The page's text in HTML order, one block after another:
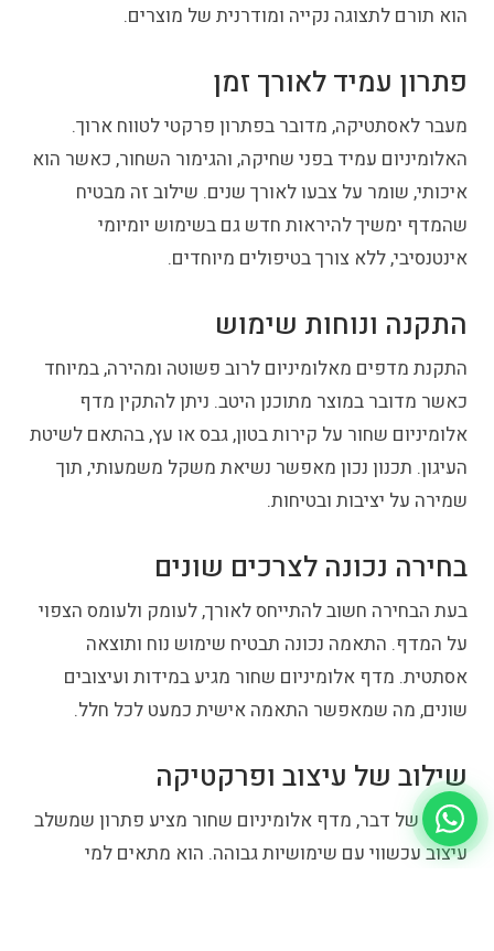
הוא תורם לתצוגה נקייה ומודרנית של מוצרים.
פתרון עמיד לאורך זמן
מעבר לאסתטיקה, מדובר בפתרון פרקטי לטווח ארוך.
האלומיניום עמיד בפני שחיקה, והגימור השחור, כאשר הוא
איכותי, שומר על צבעו לאורך שנים. שילוב זה מבטיח
שהמדף ימשיך להיראות חדש גם בשימוש יומיומי
אינטנסיבי, ללא צורך בטיפולים מיוחדים.
התקנה ונוחות שימוש
התקנת מדפים מאלומיניום לרוב פשוטה ומהירה, במיוחד
כאשר מדובר במוצר מתוכנן היטב. ניתן להתקין מדף
אלומיניום שחור על קירות בטון, גבס או עץ, בהתאם לשיטת
העיגון. תכנון נכון מאפשר נשיאת משקל משמעותי, תוך
שמירה על יציבות ובטיחות.
בחירה נכונה לצרכים שונים
בעת הבחירה חשוב להתייחס לאורך, לעומק ולעומס הצפוי
על המדף. התאמה נכונה תבטיח שימוש נוח ותוצאה
אסתטית. מדף אלומיניום שחור מגיע במידות ועיצובים
שונים, מה שמאפשר התאמה אישית כמעט לכל חלל.
שילוב של עיצוב ופרקטיקה
בסופו של דבר, מדף אלומיניום שחור מציע פתרון שמשלב
עיצוב עכשווי עם שימושיות גבוהה. הוא מתאים למי